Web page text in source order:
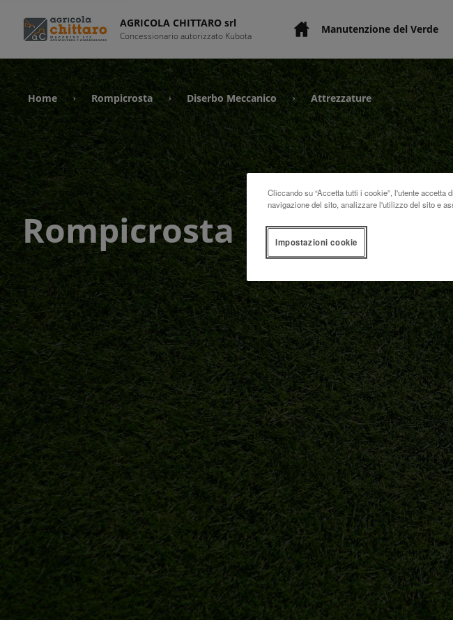
AGRICOLA CHITTARO srl
Concessionario autorizzato Kubota Manutenzione del Verde
Home › Rompicrosta › Diserbo Meccanico › Attrezzature
Rompicrosta
Cliccando su “Accetta tutti i cookie”, l'utente
navigazione del sito, analizzare l'utilizzo del sito e
Impostazioni cookie